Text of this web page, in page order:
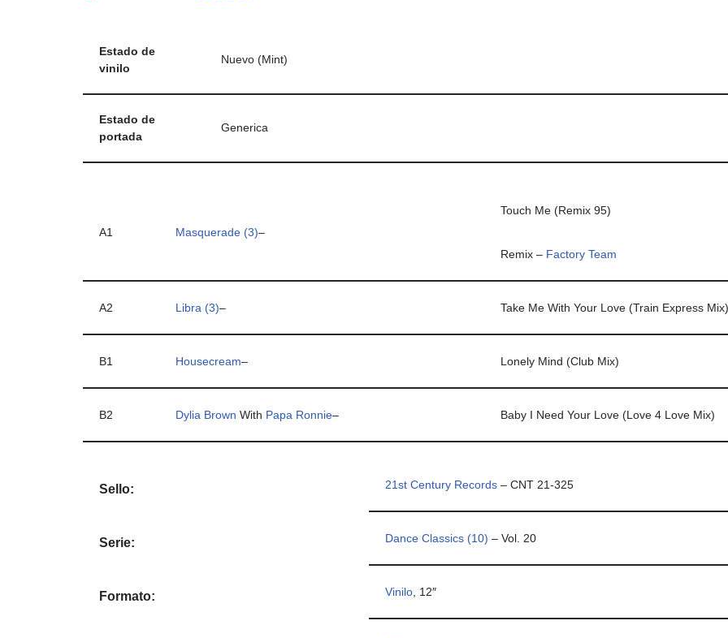
Estado de
vinilo
Nuevo (Mint)
Estado de
portada
Generica
A1 Masquerade (3)–
Touch Me (Remix 95)
Remix – Factory Team
A2 Libra (3)– Take Me With Your Love (Train Express Mix)
B1 Housecream– Lonely Mind (Club Mix)
B2 Dylia Brown With Papa Ronnie– Baby I Need Your Love (Love 4 Love Mix)
Sello: 21st Century Records – CNT 21-325
Serie: Dance Classics (10) – Vol. 20
Formato: Vinilo , 12″